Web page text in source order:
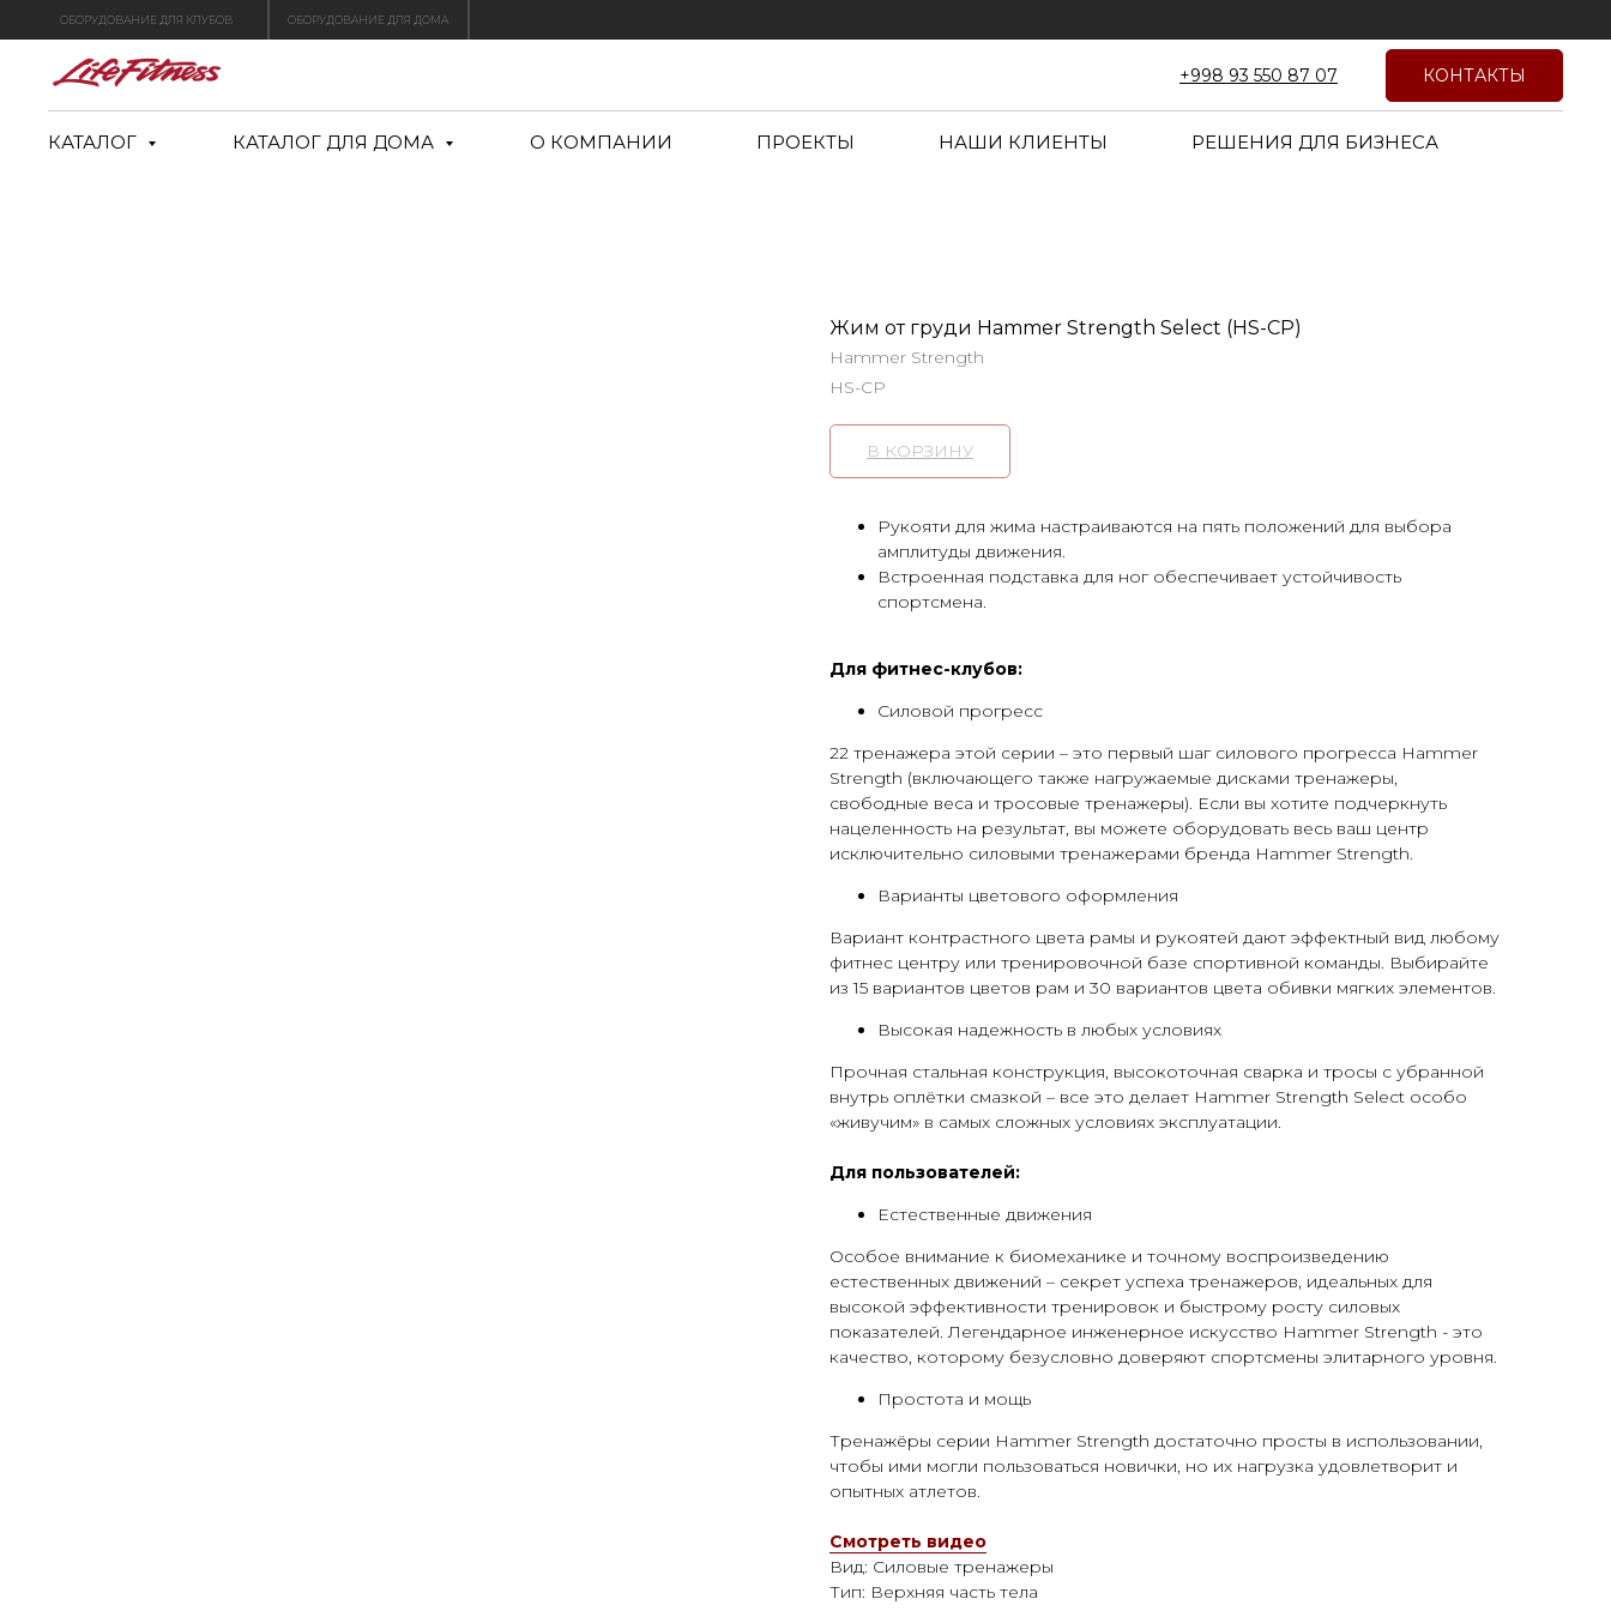
ОБОРУДОВАНИЕ ДЛЯ КЛУБОВ ОБОРУДОВАНИЕ ДЛЯ ДОМА
+998 93 550 87 07 КОНТАКТЫ
КАТАЛОГ КАТАЛОГ ДЛЯ ДОМА О КОМПАНИИ ПРОЕКТЫ НАШИ КЛИЕНТЫ РЕШЕНИЯ ДЛЯ БИЗНЕСА
Жим от груди Hammer Strength Select (HS-CP)
Hammer Strength
HS-CP
В КОРЗИНУ
Рукояти для жима настраиваются на пять положений для выбора
амплитуды движения.
Встроенная подставка для ног обеспечивает устойчивость
спортсмена.
Для фитнес-клубов:
Силовой прогресс
22 тренажера этой серии – это первый шаг силового прогресса Hammer
Strength (включающего также нагружаемые дисками тренажеры,
свободные веса и тросовые тренажеры). Если вы хотите подчеркнуть
нацеленность на результат, вы можете оборудовать весь ваш центр
исключительно силовыми тренажерами бренда Hammer Strength.
Варианты цветового оформления
Вариант контрастного цвета рамы и рукоятей дают эффектный вид любому
фитнес центру или тренировочной базе спортивной команды. Выбирайте
из 15 вариантов цветов рам и 30 вариантов цвета обивки мягких элементов.
Высокая надежность в любых условиях
Прочная стальная конструкция, высокоточная сварка и тросы с убранной
внутрь оплётки смазкой – все это делает Hammer Strength Select особо
«живучим» в самых сложных условиях эксплуатации.
Для пользователей:
Естественные движения
Особое внимание к биомеханике и точному воспроизведению
естественных движений – секрет успеха тренажеров, идеальных для
высокой эффективности тренировок и быстрому росту силовых
показателей. Легендарное инженерное искусство Hammer Strength - это
качество, которому безусловно доверяют спортсмены элитарного уровня.
Простота и мощь
Тренажёры серии Hammer Strength достаточно просты в использовании,
чтобы ими могли пользоваться новички, но их нагрузка удовлетворит и
опытных атлетов.
Смотреть видео
Вид: Силовые тренажеры
Тип: Верхняя часть тела